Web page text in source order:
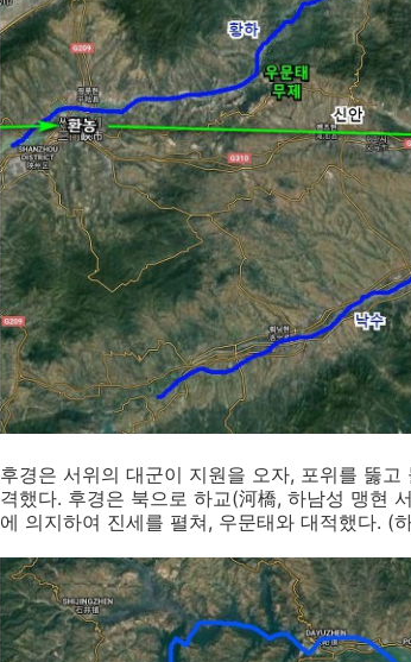
후경은 서위의 대군이 지원을 오자, 포위를 뚫
격했다. 후경은 북으로 하교(河橋, 하남성 맹현
에 의지하여 진세를 펼쳐, 우문태와 대적했다. (